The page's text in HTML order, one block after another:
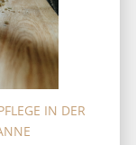
IN DER